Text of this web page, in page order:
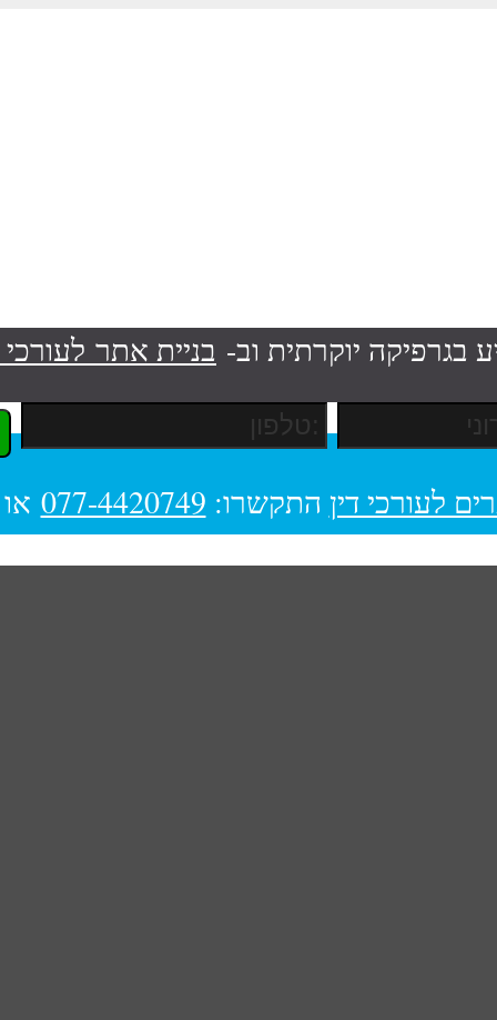
בגרפיקה יוקרתית וב- בניית אתר לעורכי
לעורכי דין התקשרו: 077-4420749